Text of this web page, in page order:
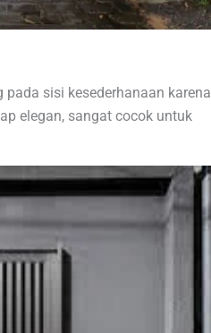
sisi kesederhanaan karena
elegan, sangat cocok untuk